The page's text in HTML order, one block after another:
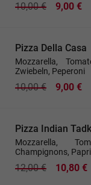
10,00 € 9,00 €
Pizza Della Casa
Mozzarella,
Zwiebeln, Peperoni
10,00 € 9,00 €
Pizza Indian
Mozzarella,
Champignons,
12,00 € 10,80 €